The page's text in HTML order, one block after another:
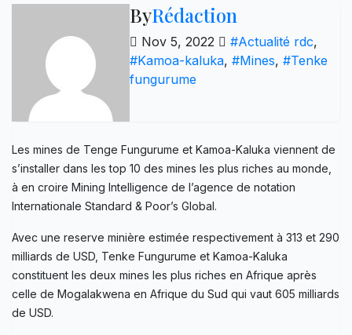
ByRédaction
Nov 5, 2022 #Actualité rdc,
#Kamoa-kaluka, #Mines, #Tenke
fungurume
Les mines de Tenge Fungurume et Kamoa-Kaluka viennent de
s’installer dans les top 10 des mines les plus riches au monde,
à en croire Mining Intelligence de l’agence de notation
Internationale Standard & Poor’s Global.
Avec une reserve minière estimée respectivement à 313 et 290
milliards de USD, Tenke Fungurume et Kamoa-Kaluka
constituent les deux mines les plus riches en Afrique après
celle de Mogalakwena en Afrique du Sud qui vaut 605 milliards
de USD.